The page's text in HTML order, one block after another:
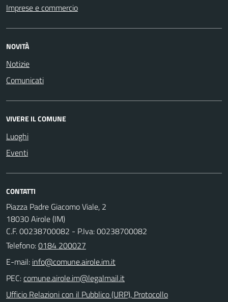
Imprese e commercio
NOVITÀ
Notizie
Comunicati
VIVERE IL COMUNE
Luoghi
Eventi
CONTATTI
Piazza Padre Giacomo Viale, 2
18030 Airole (IM)
C.F. 00238700082 - P.Iva: 00238700082
Telefono:0184 200027
E-mail:
PEC:
Ufficio Relazioni con il Pubblico (URP), Protocollo